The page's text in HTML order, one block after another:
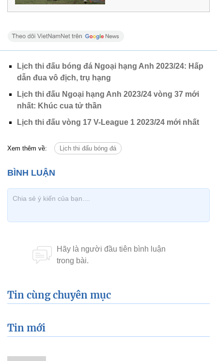
Lịch thi đấu bóng đá Ngoại hạng Anh 2023/24: Hấp
dẫn đua vô địch, trụ hạng
Lịch thi đấu Ngoại hạng Anh 2023/24 vòng 37 mới
nhất: Khúc cua tử thần
Lịch thi đấu vòng 17 V-League 1 2023/24 mới nhất
Xem thêm về: Lịch thi đấu bóng đá
Tin cùng chuyên mục
Tin mới